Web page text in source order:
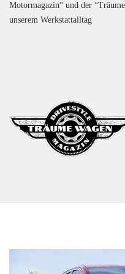
Motormagazin“ und der
unserem Werkstattalltag